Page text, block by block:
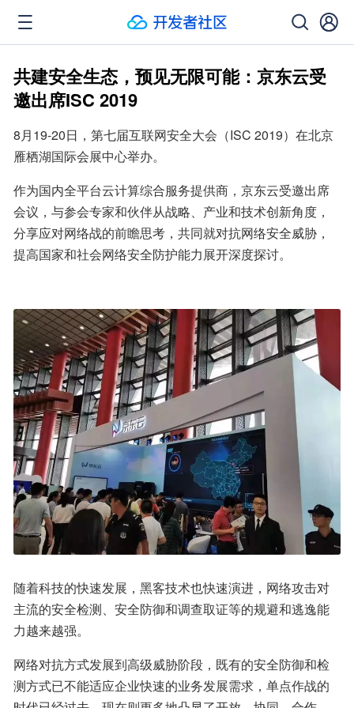
共建安全生态，预见无限可能：京东云受
邀出席ISC 2019
8月19-20日，第七届互联网安全大会（ISC 2019）在北京
雁栖湖国际会展中心举办。
作为国内全平台云计算综合服务提供商，京东云受邀出席
会议，与参会专家和伙伴从战略、产业和技术创新角度，
分享应对网络战的前瞻思考，共同就对抗网络安全威胁，
提高国家和社会网络安全防护能力展开深度探讨。
随着科技的快速发展，黑客技术也快速演进，网络攻击对
主流的安全检测、安全防御和调查取证等的规避和逃逸能
力越来越强。
网络对抗方式发展到高级威胁阶段，既有的安全防御和检
测方式已不能适应企业快速的业务发展需求，单点作战的